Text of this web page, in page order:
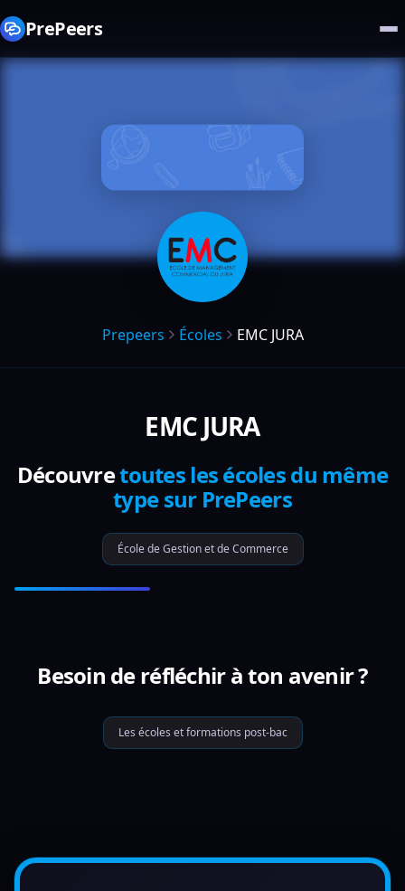
PrePeers
Prepeers Écoles EMC JURA
EMC JURA
Découvretoutes les écoles du même
type sur PrePeers
École de Gestion et de Commerce
Besoin de réfléchir à ton avenir ?
Les écoles et formations post-bac